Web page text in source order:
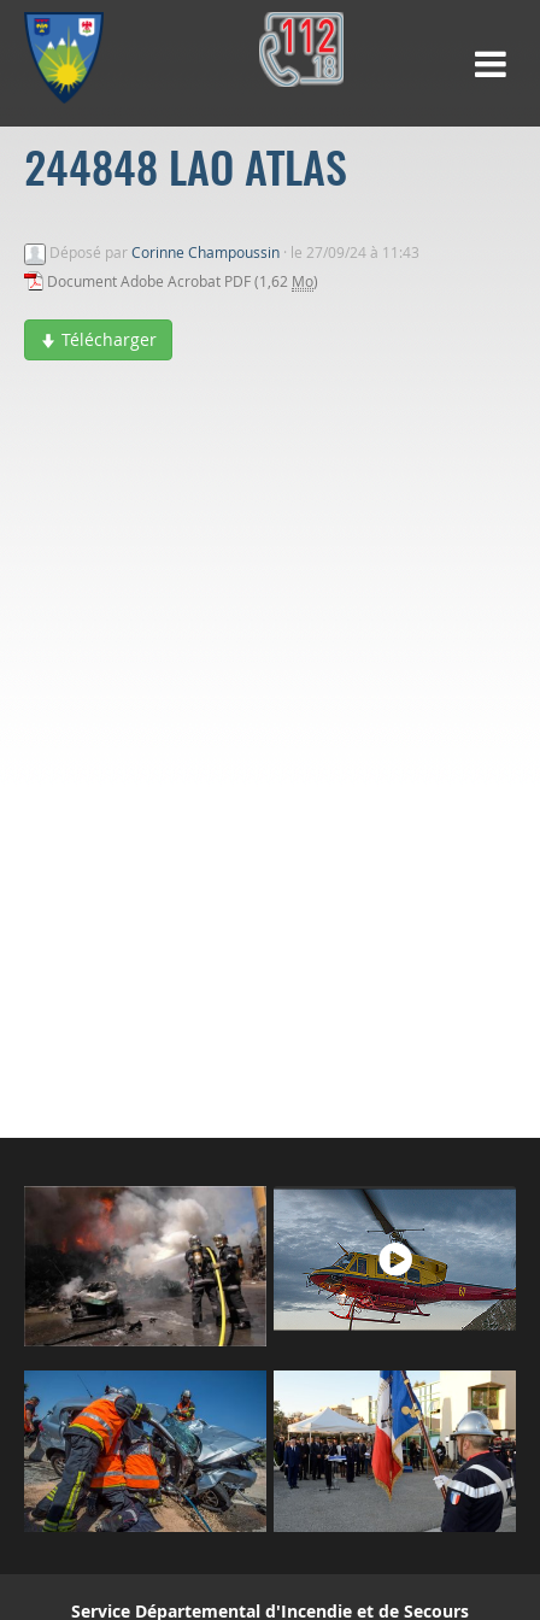
244848 LAO ATLAS
Déposé parCorinne Champoussin · le 27/09/24 à 11:43
Document Adobe Acrobat PDF (1,62 Mo)
Télécharger
Service Départemental d'Incendie et de Secours